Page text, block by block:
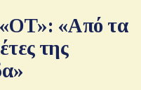
«Από τα
της